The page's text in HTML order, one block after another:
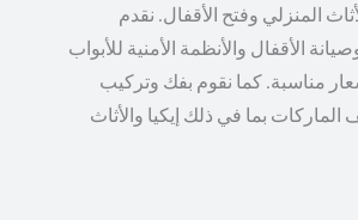
المنزلي وفتح الأقفال. نقدم
الأقفال والأنظمة الأمنية للأبواب
مناسبة. كما نقوم بفك وتركيب
الماركات بما في ذلك إيكيا والأثاث